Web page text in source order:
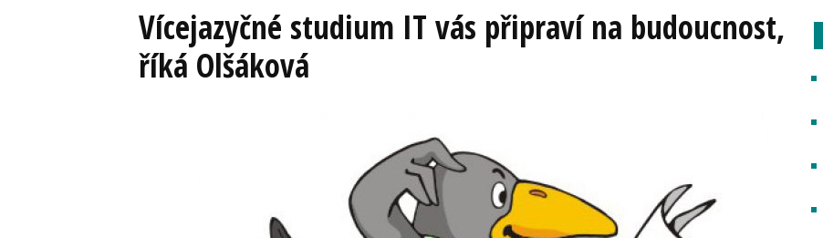
Vícejazyčné studium IT vás připraví na budoucnost,
říká Olšáková